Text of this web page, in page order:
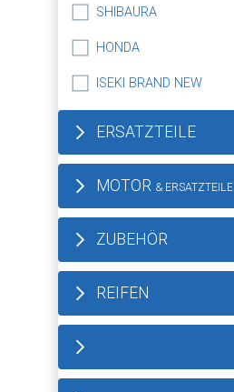
SHIBAURA
HONDA
ISEKI BRAND NEW
ERSATZTEILE
MOTOR & ERSATZTEILE
ZUBEHÖR
REIFEN